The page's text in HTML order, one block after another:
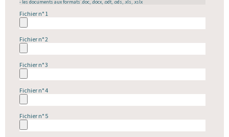
- les documents aux formats .doc, .docx, .odt, .ods, .xls, .xslx
Fichier n° 1
Fichier n° 2
Fichier n° 3
Fichier n° 4
Fichier n° 5